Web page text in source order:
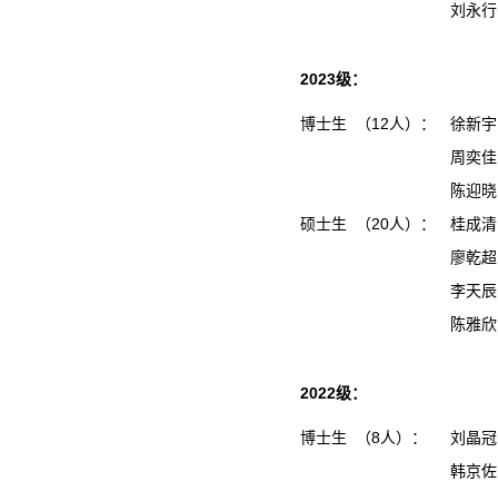
刘永
2023级：
博士生 （12人）：
徐新宇
周奕佳
陈迎晓
硕士生 （20人）：
桂成
廖乾
李天
陈雅
2022级：
博士生 （8人）：
刘晶冠
韩京佐